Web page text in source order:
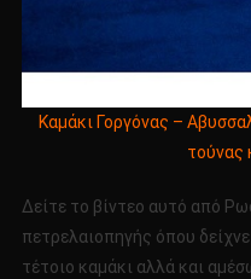
Καμάκι Γοργόνας –
τούνας
Δείτε το βίντεο αυτό από
πετρελαιοπηγής όπου
τέτοιο καμάκι αλλά και